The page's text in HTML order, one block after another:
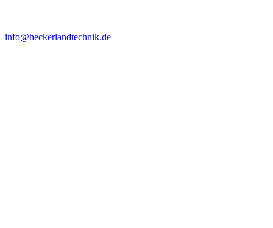
info@heckerlandtechnik.de